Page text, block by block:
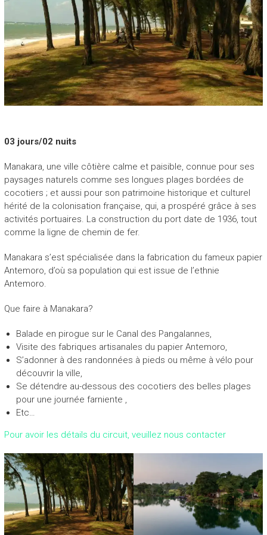
E
H
A
S
I
A
N
o
u
v
e
a
v
o
y
g
,
n
o
u
v
e
l
o
i
z
o
,
n
03 jours/02 nuits
Manakara, une ville côtière calme et paisible, connue pour ses
paysages naturels comme ses longues plages bordées de
cocotiers ; et aussi pour son patrimoine historique et culturel
hérité de la colonisation française, qui, a prospéré grâce à ses
activités portuaires. La construction du port date de 1936, tout
comme la ligne de chemin de fer.
Manakara s’est spécialisée dans la fabrication du fameux papier
Antemoro, d’où sa population qui est issue de l’ethnie
Antemoro.
Que faire à Manakara?
Balade en pirogue sur le Canal des Pangalannes,
Visite des fabriques artisanales du papier Antemoro,
S’adonner à des randonnées à pieds ou même à vélo pour
découvrir la ville,
Se détendre au-dessous des cocotiers des belles plages
pour une journée farniente ,
Etc…
Pour avoir les détails du circuit, veuillez nous contacter